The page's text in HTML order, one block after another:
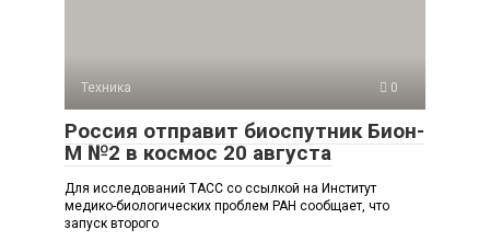
Техника 0
Россия отправит биоспутник Бион-
М №2 в космос 20 августа
Для исследований ТАСС со ссылкой на Институт
медико-биологических проблем РАН сообщает, что
запуск второго